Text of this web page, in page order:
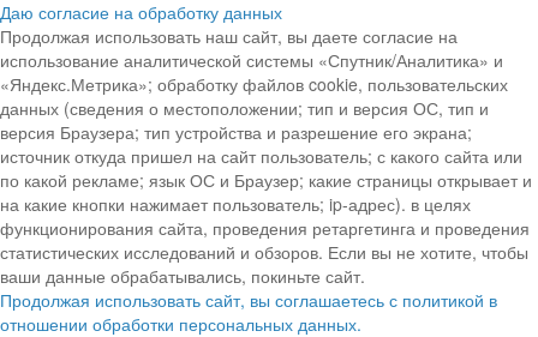
Даю согласие на обработку данных
Продолжая использовать наш сайт, вы даете согласие на
использование аналитической системы «Спутник/Аналитика» и
«Яндекс.Метрика»; обработку файлов cookie, пользовательских
данных (сведения о местоположении; тип и версия ОС, тип и
версия Браузера; тип устройства и разрешение его экрана;
источник откуда пришел на сайт пользователь; с какого сайта или
по какой рекламе; язык ОС и Браузер; какие страницы открывает и
на какие кнопки нажимает пользователь; ip-адрес). в целях
функционирования сайта, проведения ретаргетинга и проведения
статистических исследований и обзоров. Если вы не хотите, чтобы
ваши данные обрабатывались, покиньте сайт.
Продолжая использовать сайт, вы соглашаетесь с политикой в
отношении обработки персональных данных.